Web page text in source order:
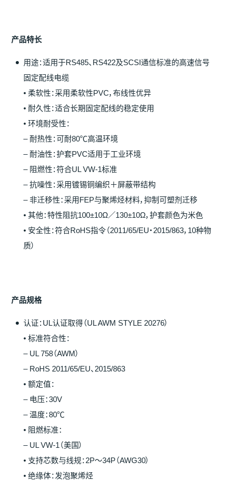
产品特长
用途：适用于RS485、RS422及SCSI通信标准的高速信号
固定配线电缆
• 柔软性：采用柔软性PVC，布线性优异
• 耐久性：适合长期固定配线的稳定使用
• 环境耐受性：
– 耐热性：可耐80℃高温环境
– 耐油性：护套PVC适用于工业环境
– 阻燃性：符合UL VW-1标准
– 抗噪性：采用镀锡铜编织＋屏蔽带结构
– 非迁移性：采用FEP与聚烯烃材料，抑制可塑剂迁移
• 其他：特性阻抗100±10Ω／130±10Ω，护套颜色为米色
• 安全性：符合RoHS指令（2011/65/EU・2015/863，10种物
质）
产品规格
认证：UL认证取得（UL AWM STYLE 20276）
• 标准符合性：
– UL 758（AWM）
– RoHS 2011/65/EU、2015/863
• 额定值：
– 电压：30V
– 温度：80℃
• 阻燃标准：
– UL VW-1（美国）
• 支持芯数与线规：2P～34P（AWG30）
• 绝缘体：发泡聚烯烃